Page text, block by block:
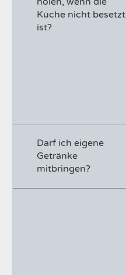
Küche nicht besetzt
ist?
Darf ich eigene
Getränke
mitbringen?